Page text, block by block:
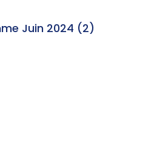
Juin 2024 (2)